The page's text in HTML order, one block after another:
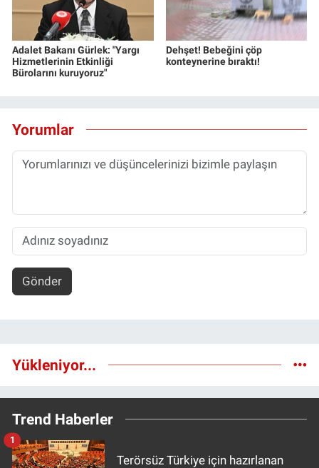
Adalet Bakanı Gürlek: "Yargı
Hizmetlerinin Etkinliği
Bürolarını kuruyoruz"
Dehşet! Bebeğini çöp
konteynerine bıraktı!
Yorumlar
Gönder
Yükleniyor...
Trend Haberler
Terörsüz Türkiye için hazırlanan
1